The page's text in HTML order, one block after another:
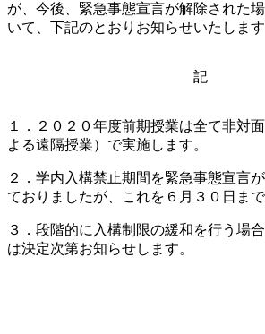
が、今後、緊急事態宣言が解除された
いて、下記のとおりお知らせいたします
記
１．２０２０年度前期授業は全て非対
よる遠隔授業）で実施します。
２．学内入構禁止期間を緊急事態宣言
ておりましたが、これを６月３０日まで
３．段階的に入構制限の緩和を行う場
は決定次第お知らせします。